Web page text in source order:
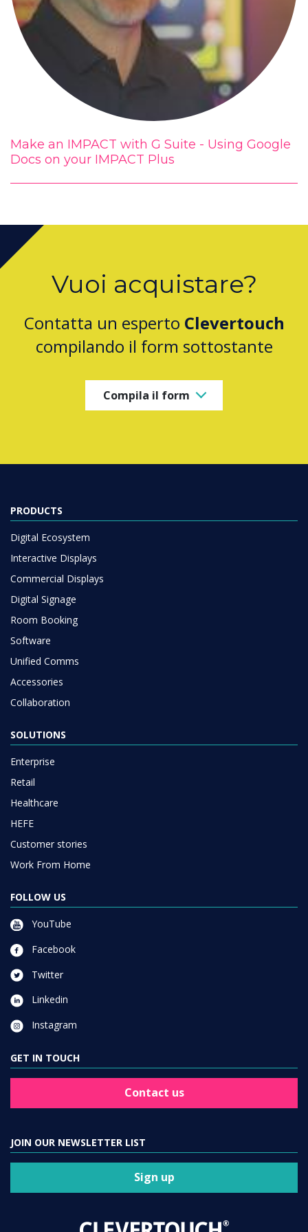
Make an IMPACT with G Suite - Using Google
Docs on your IMPACT Plus
Vuoi acquistare?
Contatta un esperto Clevertouch
compilando il form sottostante
Compila il form
PRODUCTS
Digital Ecosystem
Interactive Displays
Commercial Displays
Digital Signage
Room Booking
Software
Unified Comms
Accessories
Collaboration
SOLUTIONS
Enterprise
Retail
Healthcare
HEFE
Customer stories
Work From Home
FOLLOW US
YouTube
Facebook
Twitter
Linkedin
Instagram
GET IN TOUCH
Contact us
JOIN OUR NEWSLETTER LIST
Sign up